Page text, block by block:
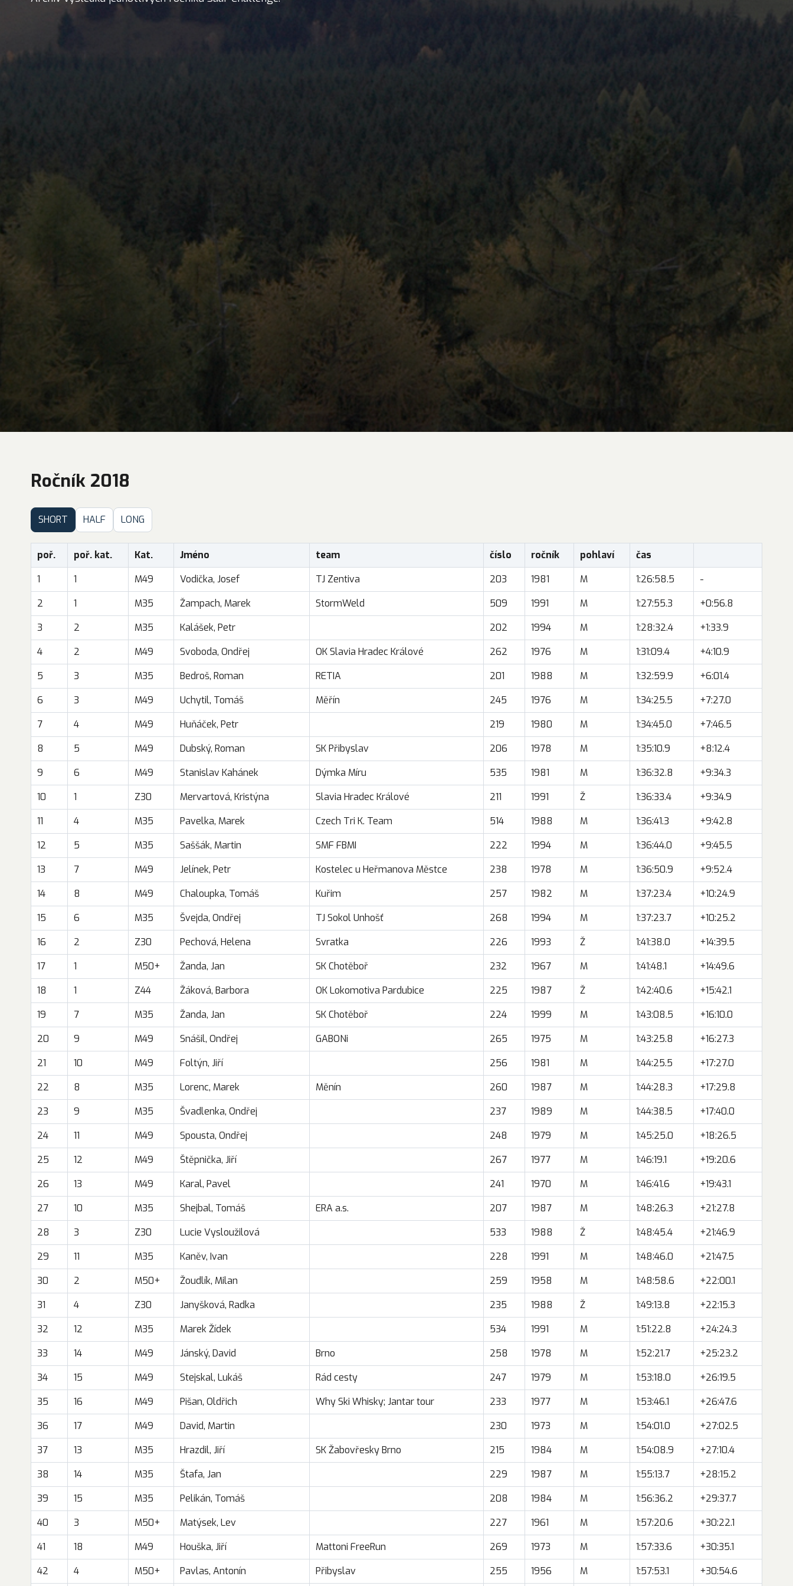
Ročník 2018
SHORT HALF LONG
poř. poř. kat. Kat. Jméno team číslo ročník pohlaví
čas
1
1 M49 Vodička, Josef TJ Zentiva 203 1981 M 1:26:58.5
-
2
1 M35 Žampach, Marek StormWeld 509 1991 M 1:27:55.3
+0:56.8
3
2 M35 Kalášek, Petr 202 1994 M 1:28:32.4
+1:33.9
4
2 M49 Svoboda, Ondřej OK Slavia Hradec Králové 262 1976 M 1:31:09.4
+4:10.9
5
3 M35 Bedroš, Roman RETIA 201 1988 M 1:32:59.9
+6:01.4
6
3 M49 Uchytil, Tomáš Měřín 245 1976 M 1:34:25.5
+7:27.0
7
4 M49 Huňáček, Petr 219 1980 M 1:34:45.0
+7:46.5
8
5 M49 Dubský, Roman SK Přibyslav 206 1978 M 1:35:10.9
+8:12.4
9
6 M49 Stanislav Kahánek Dýmka Míru 535 1981 M 1:36:32.8
+9:34.3
10
1 Z30 Mervartová, Kristýna Slavia Hradec Králové 211 1991 Ž 1:36:33.4
+9:34.9
11
4 M35 Pavelka, Marek Czech Tri K. Team 514 1988 M 1:36:41.3
+9:42.8
12
5 M35 Saššák, Martin SMF FBMI 222 1994 M 1:36:44.0
+9:45.5
13
7 M49 Jelínek, Petr Kostelec u Heřmanova Městce 238 1978 M 1:36:50.9
+9:52.4
14
8 M49 Chaloupka, Tomáš Kuřim 257 1982 M 1:37:23.4
+10:24.9
15
6 M35 Švejda, Ondřej TJ Sokol Unhošť 268 1994 M 1:37:23.7
+10:25.2
16
2 Z30 Pechová, Helena Svratka 226 1993 Ž 1:41:38.0
+14:39.5
17
1 M50+ Žanda, Jan SK Chotěboř 232 1967 M 1:41:48.1
+14:49.6
18
1 Z44 Žáková, Barbora OK Lokomotiva Pardubice 225 1987 Ž 1:42:40.6
+15:42.1
19
7 M35 Žanda, Jan SK Chotěboř 224 1999 M 1:43:08.5
+16:10.0
20
9 M49 Snášil, Ondřej GABONi 265 1975 M 1:43:25.8
+16:27.3
21
10 M49 Foltýn, Jiří 256 1981 M 1:44:25.5
+17:27.0
22
8 M35 Lorenc, Marek Měnín 260 1987 M 1:44:28.3
+17:29.8
23
9 M35 Švadlenka, Ondřej 237 1989 M 1:44:38.5
+17:40.0
24
11 M49 Spousta, Ondřej 248 1979 M 1:45:25.0
+18:26.5
25
12 M49 Štěpnička, Jiří 267 1977 M 1:46:19.1
+19:20.6
26
13 M49 Karal, Pavel 241 1970 M 1:46:41.6
+19:43.1
27
10 M35 Shejbal, Tomáš ERA a.s. 207 1987 M 1:48:26.3
+21:27.8
28
3 Z30 Lucie Vysloužilová 533 1988 Ž 1:48:45.4
+21:46.9
29
11 M35 Kaněv, Ivan 228 1991 M 1:48:46.0
+21:47.5
30
2 M50+ Žoudlík, Milan 259 1958 M 1:48:58.6
+22:00.1
31
4 Z30 Janyšková, Radka 235 1988 Ž 1:49:13.8
+22:15.3
32
12 M35 Marek Žídek 534 1991 M 1:51:22.8
+24:24.3
33
14 M49 Jánský, David Brno 258 1978 M 1:52:21.7
+25:23.2
34
15 M49 Stejskal, Lukáš Rád cesty 247 1979 M 1:53:18.0
+26:19.5
35
16 M49 Pišan, Oldřich Why Ski Whisky; Jantar tour 233 1977 M 1:53:46.1
+26:47.6
36
17 M49 David, Martin 230 1973 M 1:54:01.0
+27:02.5
37
13 M35 Hrazdil, Jiří SK Žabovřesky Brno 215 1984 M 1:54:08.9
+27:10.4
38
14 M35 Štafa, Jan 229 1987 M 1:55:13.7
+28:15.2
39
15 M35 Pelikán, Tomáš 208 1984 M 1:56:36.2
+29:37.7
40
3 M50+ Matýsek, Lev 227 1961 M 1:57:20.6
+30:22.1
41
18 M49 Houška, Jiří Mattoni FreeRun 269 1973 M 1:57:33.6
+30:35.1
42
4 M50+ Pavlas, Antonín Přibyslav 255 1956 M 1:57:53.1 +30:54.6